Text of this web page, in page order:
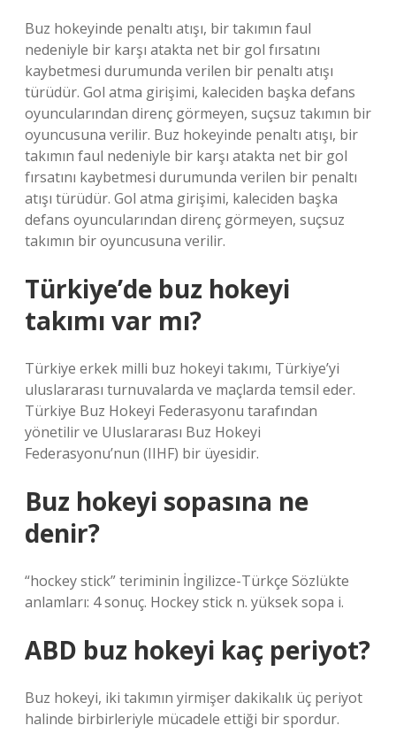
Buz hokeyinde penaltı atışı, bir takımın faul
nedeniyle bir karşı atakta net bir gol fırsatını
kaybetmesi durumunda verilen bir penaltı atışı
türüdür. Gol atma girişimi, kaleciden başka defans
oyuncularından direnç görmeyen, suçsuz takımın bir
oyuncusuna verilir. Buz hokeyinde penaltı atışı, bir
takımın faul nedeniyle bir karşı atakta net bir gol
fırsatını kaybetmesi durumunda verilen bir penaltı
atışı türüdür. Gol atma girişimi, kaleciden başka
defans oyuncularından direnç görmeyen, suçsuz
takımın bir oyuncusuna verilir.
Türkiye’de buz hokeyi
takımı var mı?
Türkiye erkek milli buz hokeyi takımı, Türkiye’yi
uluslararası turnuvalarda ve maçlarda temsil eder.
Türkiye Buz Hokeyi Federasyonu tarafından
yönetilir ve Uluslararası Buz Hokeyi
Federasyonu’nun (IIHF) bir üyesidir.
Buz hokeyi sopasına ne
denir?
“hockey stick” teriminin İngilizce-Türkçe Sözlükte
anlamları: 4 sonuç. Hockey stick n. yüksek sopa i.
ABD buz hokeyi kaç periyot?
Buz hokeyi, iki takımın yirmişer dakikalık üç periyot
halinde birbirleriyle mücadele ettiği bir spordur.